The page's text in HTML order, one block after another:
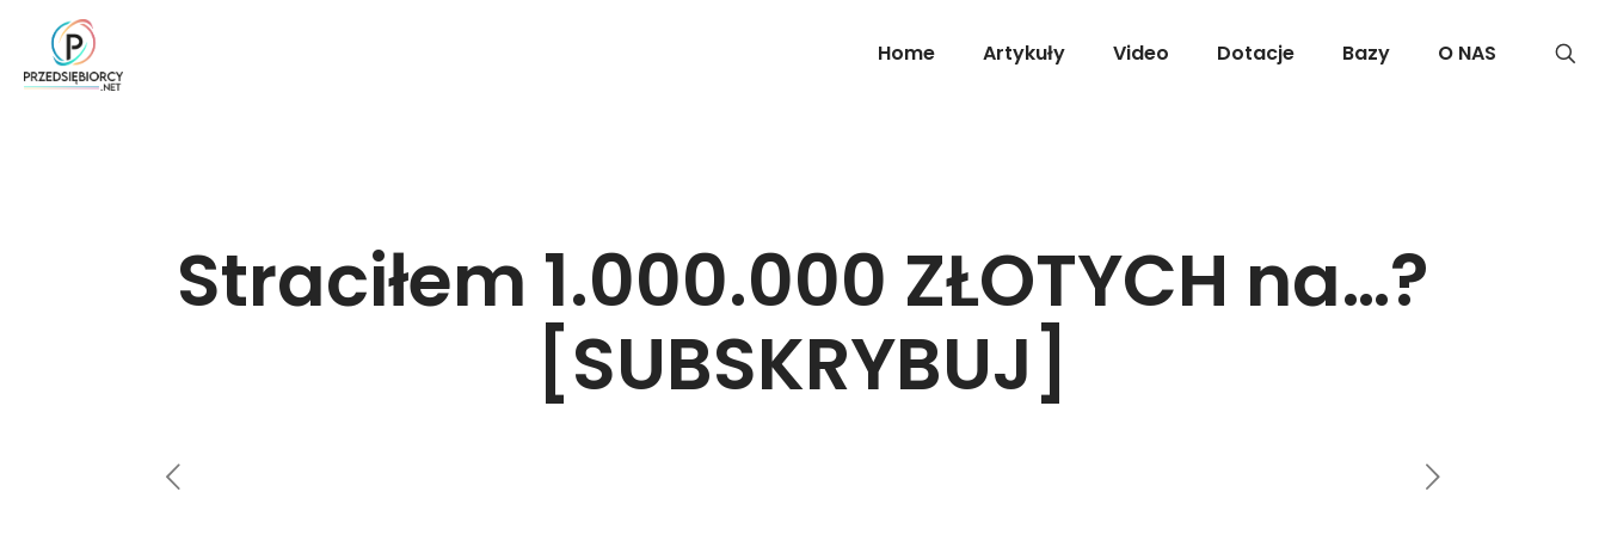
Home Artykuły Video Dotacje Bazy O NAS
Straciłem 1.000.000 ZŁOTYCH na…?
[SUBSKRYBUJ]